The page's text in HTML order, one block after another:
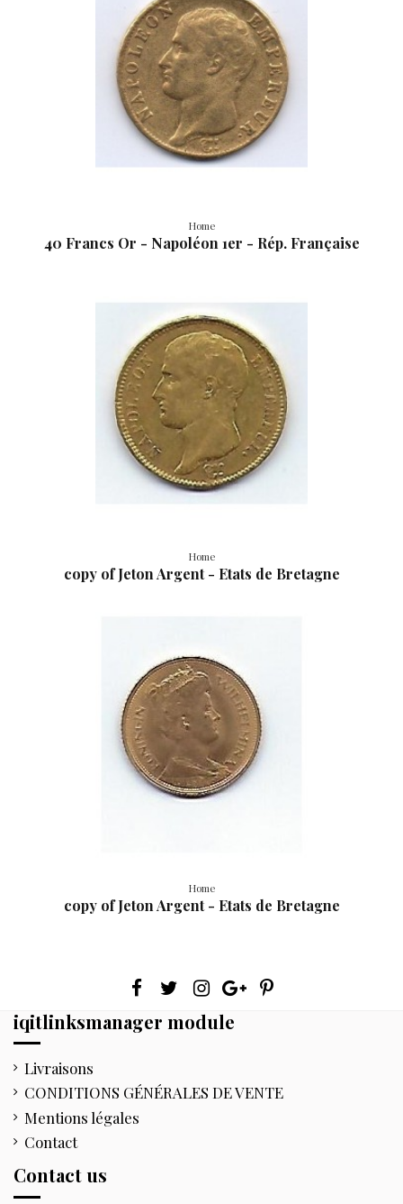
Home
40 Francs Or - Napoléon 1er - Rép. Française
Home
copy of Jeton Argent - Etats de Bretagne
Home
copy of Jeton Argent - Etats de Bretagne
iqitlinksmanager module
Livraisons
CONDITIONS GÉNÉRALES DE VENTE
Mentions légales
Contact
Contact us